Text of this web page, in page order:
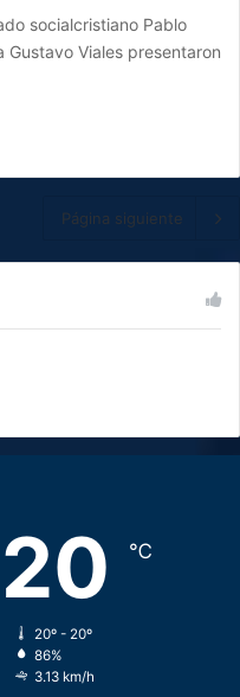
socialcristiano Pablo
Viales presentaron
Página siguiente
20 ℃
20º - 20º
86%
3.13 km/h